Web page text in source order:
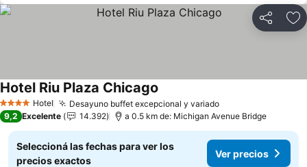
Compartir
4 EstrellasHotel Desayuno buffet excepcional y variado
Hotel Riu Plaza Chicago
9,2 Excelente 14.392 a 0.5 km de: Michigan Avenue Bridge
Seleccioná las fechas para ver los
precios exactos
Ver precios